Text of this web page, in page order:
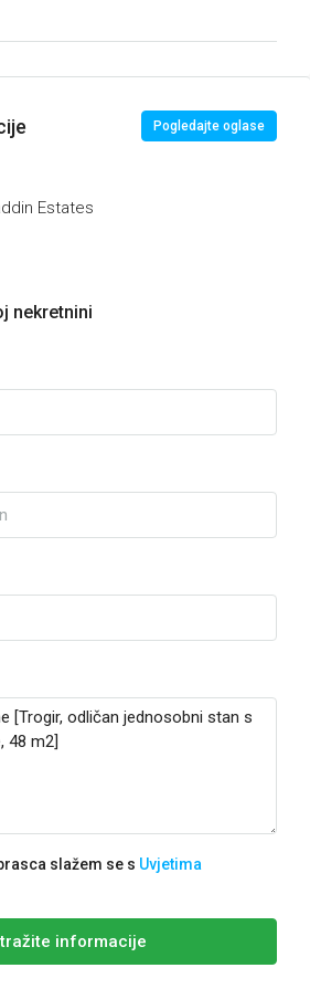
Pogledajte oglase
Estates
nekretnini
slažem se s Uvjetima
informacije